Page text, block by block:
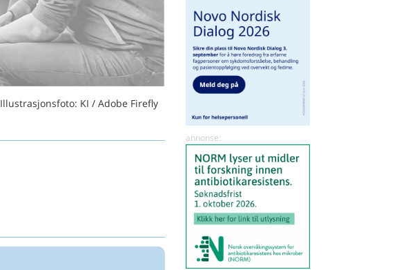
Illustrasjonsfoto: KI / Adobe Firefly